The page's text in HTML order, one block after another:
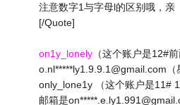
注意数字1与字母l的区别哦，亲
[/Quote]
on1y_lonely （这个账户是12#
o.nl*****ly1.9.9.1@gmail.com（
only_lone1y （这个账户是11#
邮箱是